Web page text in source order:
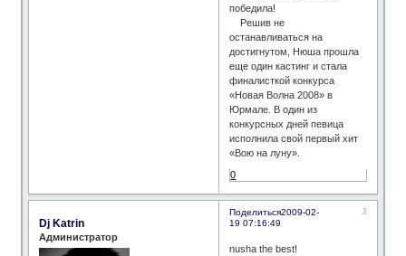
победила!
Решив не
останавливаться на
достигнутом, Нюша прошла
еще один кастинг и стала
финалисткой конкурса
«Новая Волна 2008» в
Юрмале. В один из
конкурсных дней певица
исполнила свой первый хит
«Вою на луну».
0
Поделиться 3
2009-02-
19 07:16:49
Dj Katrin
Администратор
nusha the best!